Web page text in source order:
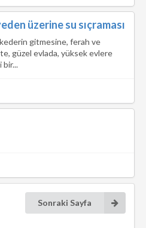
üzerine su sıçraması
gitmesine, ferah ve
güzel evlada, yüksek evlere
bir...
Sonraki Sayfa